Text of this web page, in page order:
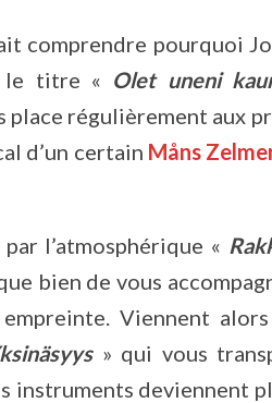
comprendre pourquoi
le titre « Olet uneni
régulièrement aux
d’un certain Måns
l’atmosphérique «
bien de vous
Viennent
» qui vous
instruments deviennent